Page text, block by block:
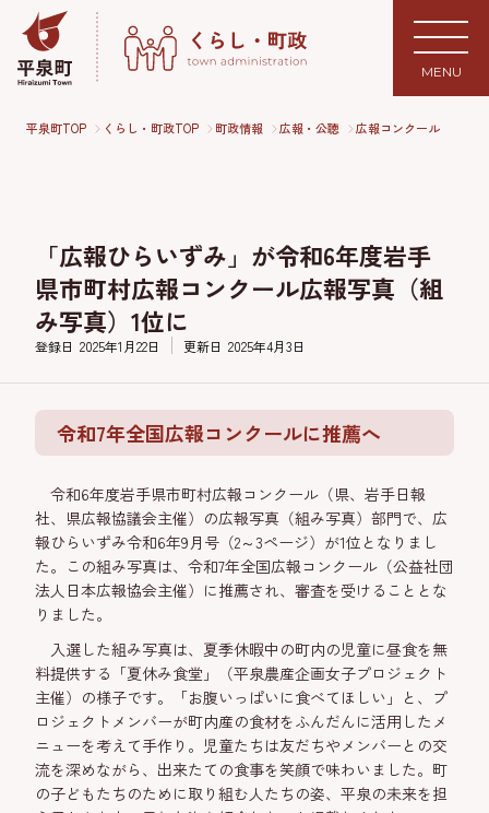
MENU
平泉町TOP くらし・町政TOP 町政情報 広報・公聴 広報コンクール
「広報ひらいずみ」が令和6年度岩手
県市町村広報コンクール広報写真（組
み写真）1位に
登録日 2025年1月22日 更新日 2025年4月3日
令和7年全国広報コンクールに推薦へ
令和6年度岩手県市町村広報コンクール（県、岩手日報
社、県広報協議会主催）の広報写真（組み写真）部門で、広
報ひらいずみ令和6年9月号（2～3ページ）が1位となりまし
た。この組み写真は、令和7年全国広報コンクール（公益社団
法人日本広報協会主催）に推薦され、審査を受けることとな
りました。
入選した組み写真は、夏季休暇中の町内の児童に昼食を無
料提供する「夏休み食堂」（平泉農産企画女子プロジェクト
主催）の様子です。「お腹いっぱいに食べてほしい」と、プ
ロジェクトメンバーが町内産の食材をふんだんに活用したメ
ニューを考えて手作り。児童たちは友だちやメンバーとの交
流を深めながら、出来たての食事を笑顔で味わいました。町
の子どもたちのために取り組む人たちの姿、平泉の未来を担